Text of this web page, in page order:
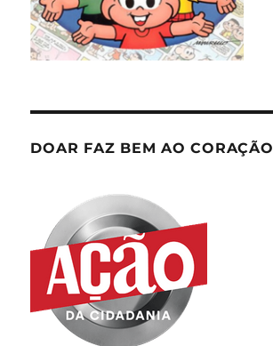
DOAR FAZ BEM AO CORAÇÃO